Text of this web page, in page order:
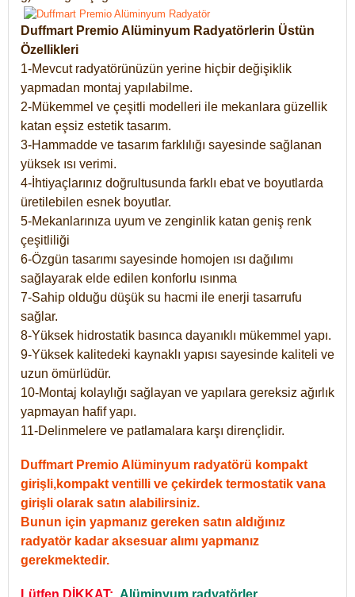
Duffmart Premio Alüminyum Radyatörlerin Üstün
Özellikleri
1-Mevcut radyatörünüzün yerine hiçbir değişiklik
yapmadan montaj yapılabilme.
2-Mükemmel ve çeşitli modelleri ile mekanlara güzellik
katan eşsiz estetik tasarım.
3-Hammadde ve tasarım farklılığı sayesinde sağlanan
yüksek ısı verimi.
4-İhtiyaçlarınız doğrultusunda farklı ebat ve boyutlarda
üretilebilen esnek boyutlar.
5-Mekanlarınıza uyum ve zenginlik katan geniş renk
çeşitliliği
6-Özgün tasarımı sayesinde homojen ısı dağılımı
sağlayarak elde edilen konforlu ısınma
7-Sahip olduğu düşük su hacmi ile enerji tasarrufu
sağlar.
8-Yüksek hidrostatik basınca dayanıklı mükemmel yapı.
9-Yüksek kalitedeki kaynaklı yapısı sayesinde kaliteli ve
uzun ömürlüdür.
10-Montaj kolaylığı sağlayan ve yapılara gereksiz ağırlık
yapmayan hafif yapı.
11-Delinmelere ve patlamalara karşı dirençlidir.
Duffmart Premio Alüminyum radyatörü kompakt
girişli,kompakt ventilli ve çekirdek termostatik vana
girişli olarak satın alabilirsiniz.
Bunun için yapmanız gereken satın aldığınız
radyatör kadar aksesuar alımı yapmanız
gerekmektedir.
Lütfen DİKKAT: Alüminyum radyatörler